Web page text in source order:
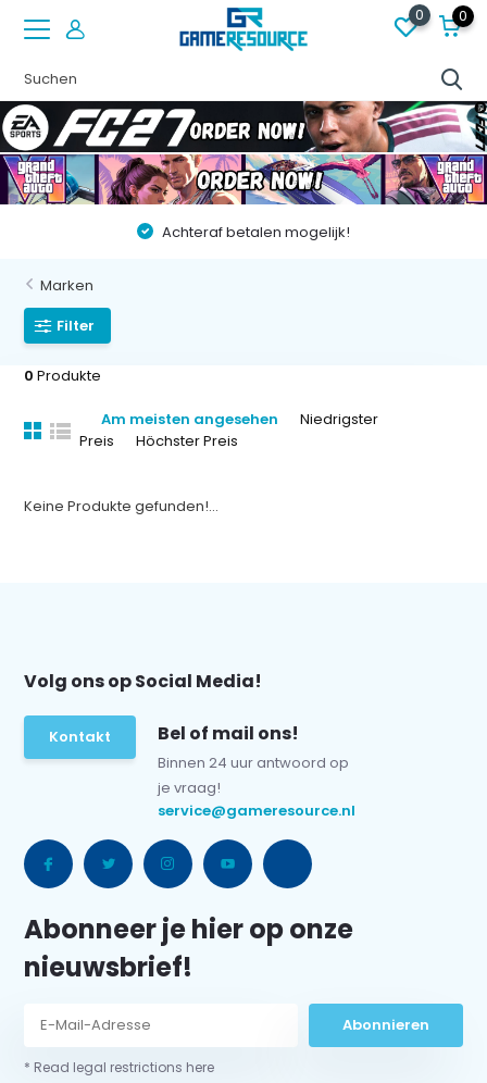
0 0
Achteraf betalen mogelijk!
Marken
Filter
0 Produkte
Am meisten angesehen
Niedrigster
Preis
Höchster Preis
Keine Produkte gefunden!...
Volg ons op Social Media!
Kontakt Bel of mail ons!
Binnen 24 uur antwoord op
je vraag!
service@gameresource.nl
Abonneer je hier op onze
nieuwsbrief!
Abonnieren
* Read legal restrictions here